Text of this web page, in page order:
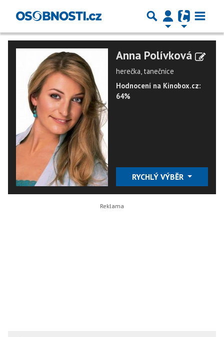
Anna Polívková
herečka, tanečnice
Hodnocení na Kinobox.cz:
64%
RYCHLÝ VÝBĚR